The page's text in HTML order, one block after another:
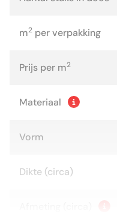
m2 per verpakking
Prijs per m2
Materiaal
Vorm
Dikte (circa)